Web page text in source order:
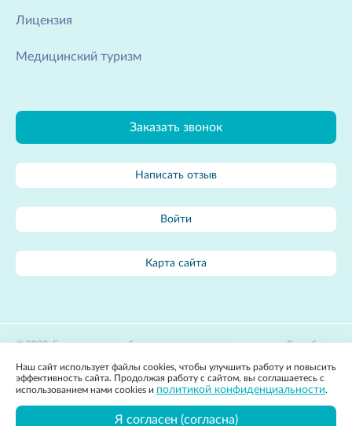
Лицензия
Медицинский туризм
Заказать звонок
Написать отзыв
Войти
Карта сайта
2022, Государственное бюджетное учреждение
лечебной физкультуры и спортивной медицины»
Политика конфиденциальности
Разработка
Apricode
Вся представленная на сайте информация, касающаяся стоимости
товаров и услуг, носит информационный характер и ни при каких
условиях не является публичной офертой, определяемой положениями
Наш сайт использует файлы cookies, чтобы улучшить работу и повысить
эффективность сайта. Продолжая работу с сайтом, вы соглашаетесь с
использованием нами cookies и политикой конфиденциальности.
Я согласен (согласна)